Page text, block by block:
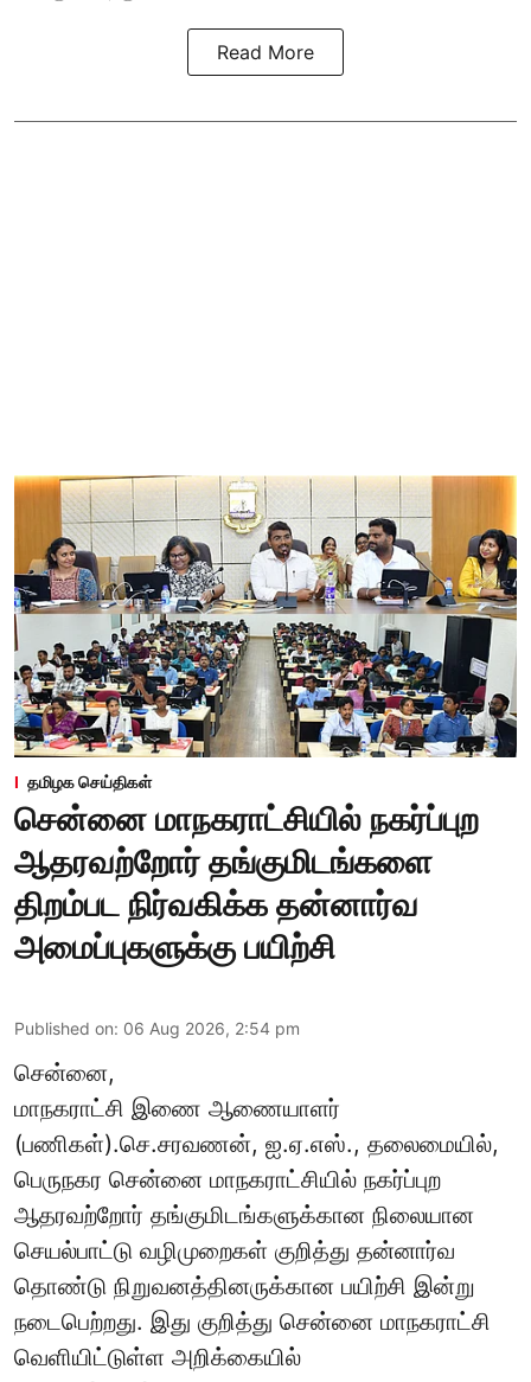
Read More
தமிழக செய்திகள்
சென்னை மாநகராட்சியில் நகர்ப்புற
ஆதரவற்றோர் தங்குமிடங்களை
திறம்பட நிர்வகிக்க தன்னார்வ
அமைப்புகளுக்கு பயிற்சி
Published on: 06 Aug 2026, 2:54 pm
சென்னை,
மாநகராட்சி இணை ஆணையாளர்
(பணிகள்).செ.சரவணன், ஐ.ஏ.எஸ்., தலைமையில்,
பெருநகர சென்னை மாநகராட்சியில் நகர்ப்புற
ஆதரவற்றோர் தங்குமிடங்களுக்கான நிலையான
செயல்பாட்டு வழிமுறைகள் குறித்து தன்னார்வ
தொண்டு நிறுவனத்தினருக்கான பயிற்சி இன்று
நடைபெற்றது. இது குறித்து சென்னை மாநகராட்சி
வெளியிட்டுள்ள அறிக்கையில்